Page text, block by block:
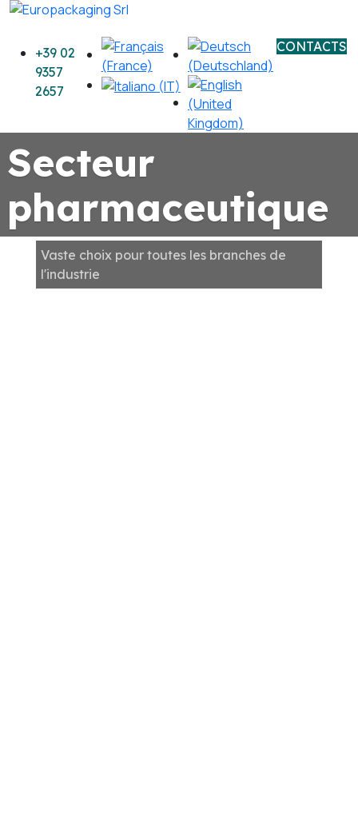
+39 02
9357
2657
CONTACTS
Secteur
pharmaceutique
Vaste choix pour toutes les branches de
l'industrie